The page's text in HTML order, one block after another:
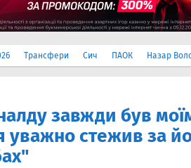
Трансфери Сич ПАОК Назар
завжди був
уважно стежив за